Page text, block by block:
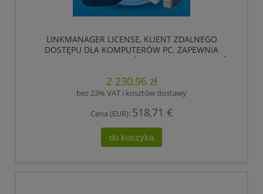
LINKMANAGER LICENSE, KLIENT ZDALNEGO
DOSTĘPU DLA KOMPUTERÓW PC. ZAPEWNIA
BEZPIECZNY DOSTĘP NA ŻĄDANIE DO URZĄDZEŃ
,HIRSCHMANN
2 230,96 zł
bez 23% VAT i kosztów dostawy
Cena (EUR): 518,71 €
do koszyka